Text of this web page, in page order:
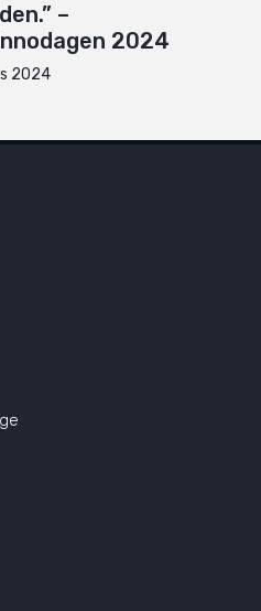
–
2024
2024